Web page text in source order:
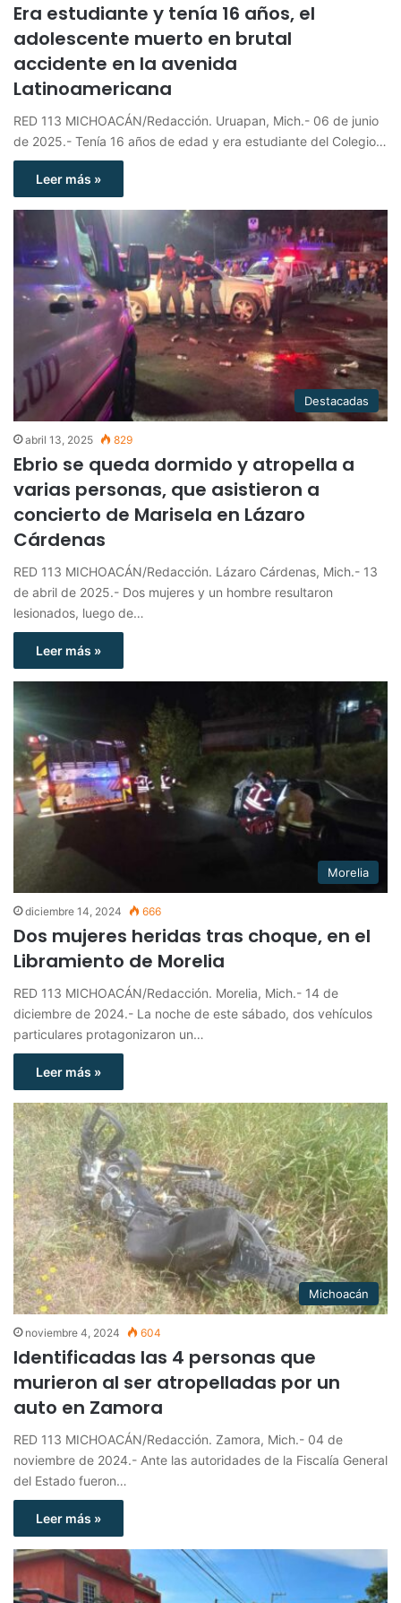
Era estudiante y tenía 16 años, el
adolescente muerto en brutal
accidente en la avenida
Latinoamericana
RED 113 MICHOACÁN/Redacción. Uruapan, Mich.- 06 de junio
de 2025.- Tenía 16 años de edad y era estudiante del Colegio…
Leer más »
Destacadas
abril 13, 2025 829
Ebrio se queda dormido y atropella a
varias personas, que asistieron a
concierto de Marisela en Lázaro
Cárdenas
RED 113 MICHOACÁN/Redacción. Lázaro Cárdenas, Mich.- 13
de abril de 2025.- Dos mujeres y un hombre resultaron
lesionados, luego de…
Leer más »
Morelia
diciembre 14, 2024 666
Dos mujeres heridas tras choque, en el
Libramiento de Morelia
RED 113 MICHOACÁN/Redacción. Morelia, Mich.- 14 de
diciembre de 2024.- La noche de este sábado, dos vehículos
particulares protagonizaron un…
Leer más »
Michoacán
noviembre 4, 2024 604
Identificadas las 4 personas que
murieron al ser atropelladas por un
auto en Zamora
RED 113 MICHOACÁN/Redacción. Zamora, Mich.- 04 de
noviembre de 2024.- Ante las autoridades de la Fiscalía General
del Estado fueron…
Leer más »